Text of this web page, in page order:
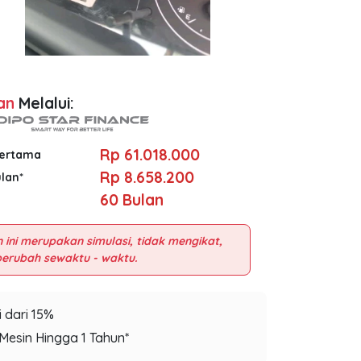
Melalui:
Rp 61.018.000
Rp 8.658.200
60Bulan
ini merupakan simulasi, tidak mengikat,
dari 15%
Hingga 1 Tahun*